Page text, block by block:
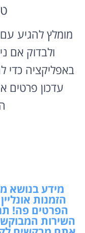
מומלץ להגיע
ולבדוק אם
באפליקציה כדי
עדכון פרטים
מידע בנושא
הזמנות
הפרטים פה!
השירות